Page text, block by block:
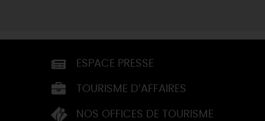
ESPACE PRESSE
TOURISME D’AFFAIRES
NOS OFFICES DE TOURISME